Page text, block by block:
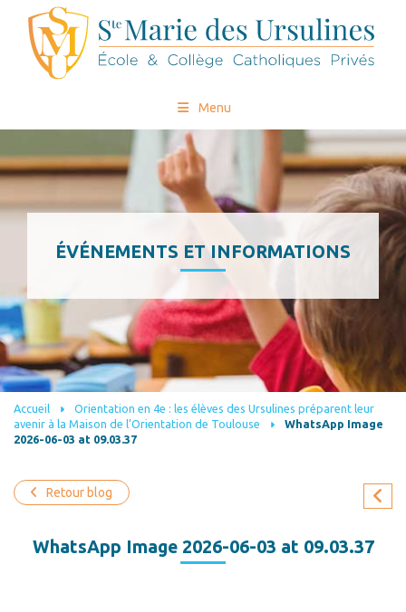
Menu
ÉVÉNEMENTS ET INFORMATIONS
Accueil
Orientation en 4e : les élèves des Ursulines préparent leur
avenir à la Maison de l’Orientation de Toulouse
WhatsApp Image
2026-06-03 at 09.03.37
Retour blog
WhatsApp Image 2026-06-03 at 09.03.37